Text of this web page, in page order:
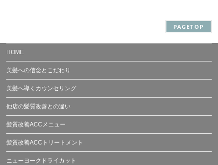
PAGETOP
HOME
美髪への信念とこだわり
美髪へ導くカウンセリング
他店の髪質改善との違い
髪質改善ACCメニュー
髪質改善ACCトリートメント
ニューヨークドライカット